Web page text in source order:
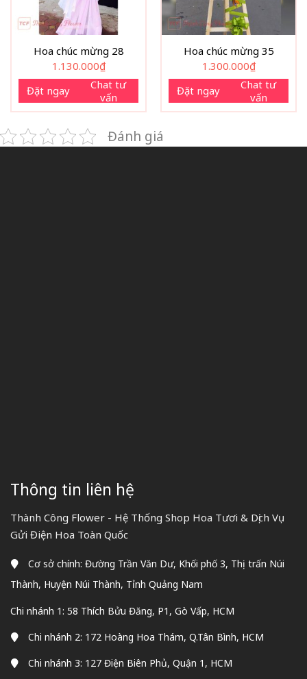
Hoa chúc mừng 28
1.130.000₫
Đặt ngay
Chat tư
vấn
Hoa chúc mừng 35
1.300.000₫
Đặt ngay
Chat tư
vấn
Đánh giá
Thông tin liên hệ
Thành Công Flower - Hệ Thống Shop Hoa Tươi & Dịch Vụ
Gửi Điện Hoa Toàn Quốc
Cơ sở chính: Đường Trần Văn Dư, Khối phố 3, Thị trấn Núi
Thành, Huyện Núi Thành, Tỉnh Quảng Nam
Chi nhánh 1: 58 Thích Bửu Đăng, P1, Gò Vấp, HCM
Chi nhánh 2: 172 Hoàng Hoa Thám, Q.Tân Bình, HCM
Chi nhánh 3: 127 Điện Biên Phủ, Quận 1, HCM